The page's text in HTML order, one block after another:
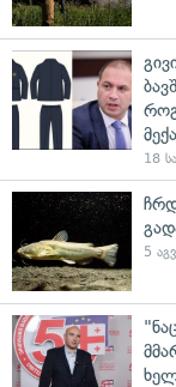
18
5